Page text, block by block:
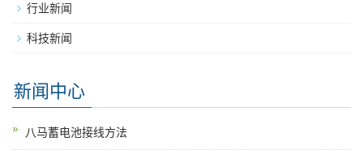
行业新闻
科技新闻
新闻中心
八马蓄电池接线方法